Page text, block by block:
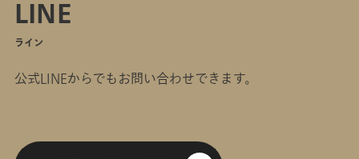
LINE
ライン
公式LINEからでもお問い合わせできます。